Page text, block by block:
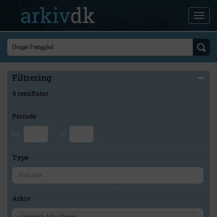
Filtrering
4 resultater
Periode
Fra Til
Type
Arkiv